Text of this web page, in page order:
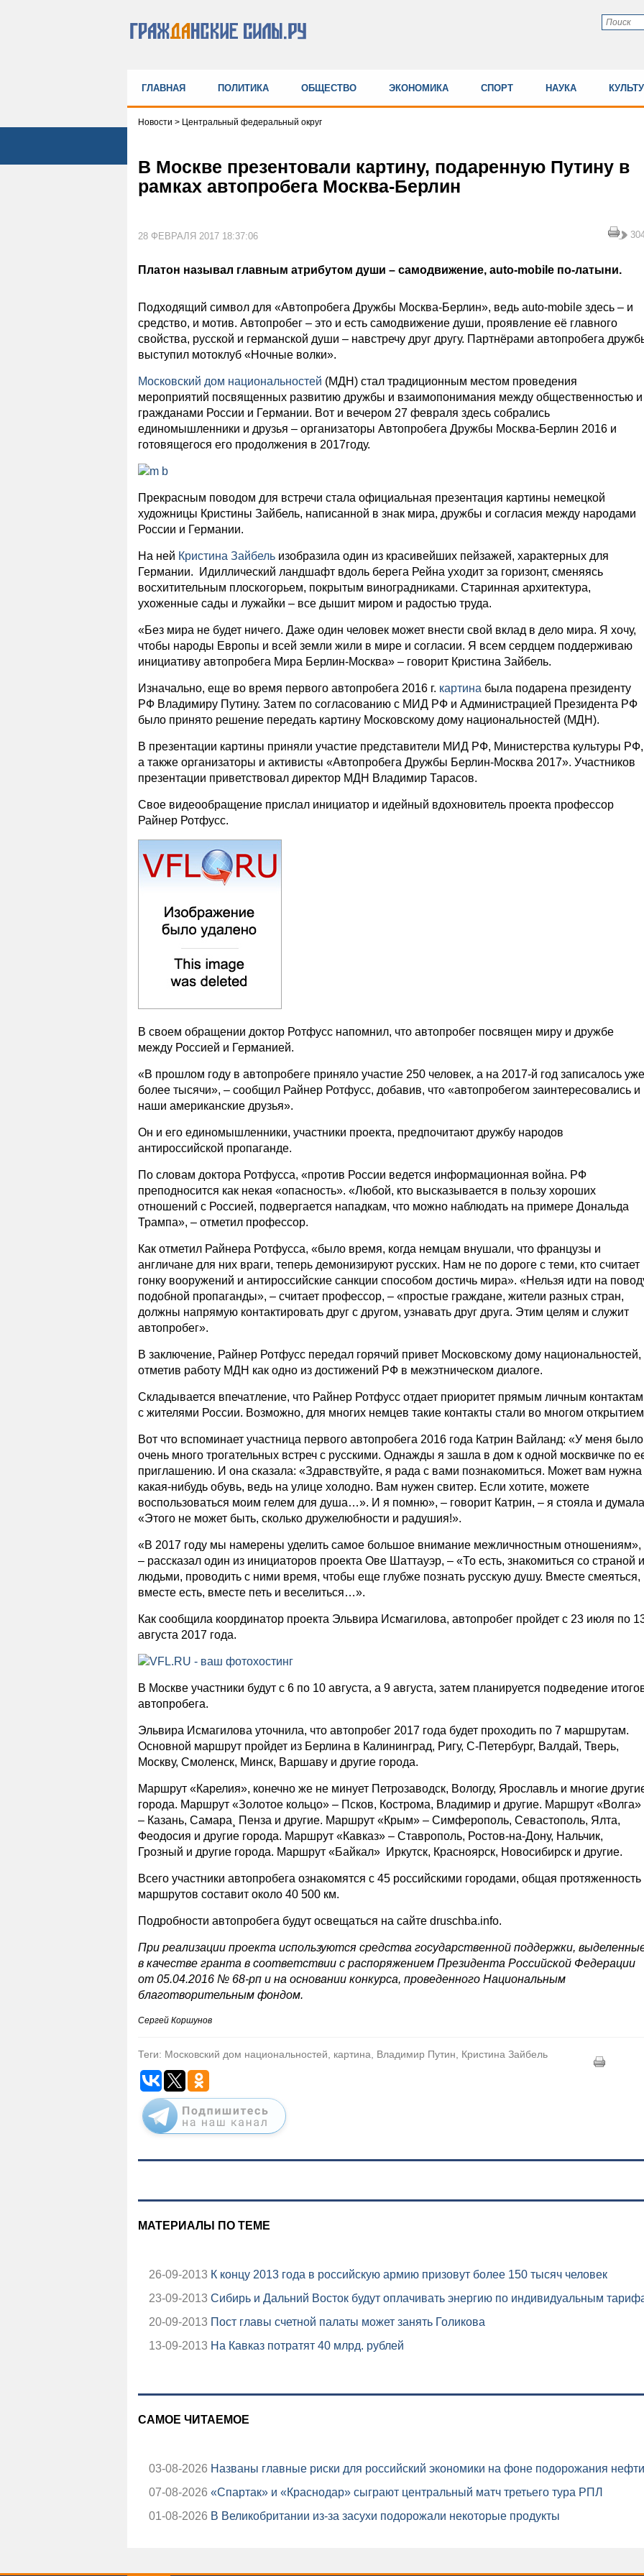
ГЛАВНАЯ ПОЛИТИКА ОБЩЕСТВО ЭКОНОМИКА СПОРТ НАУКА
Новости > Центральный федеральный округ
В Москве презентовали картину, подаренную Путину в
рамках автопробега Москва-Берлин
28 ФЕВРАЛЯ 2017 18:37:06
Платон называл главным атрибутом души – самодвижение, auto-mobile по-латыни.
Подходящий символ для «Автопробега Дружбы Москва-Берлин», ведь auto-mobile здесь – и
средство, и мотив. Автопробег – это и есть самодвижение души, проявление её главного
свойства, русской и германской души – навстречу друг другу. Партнёрами автопробега
выступил мотоклуб «Ночные волки».
Московский дом национальностей (МДН) стал традиционным местом проведения
мероприятий посвященных развитию дружбы и взаимопонимания между общественностью и
гражданами России и Германии. Вот и вечером 27 февраля здесь собрались
единомышленники и друзья – организаторы Автопробега Дружбы Москва-Берлин 2016 и
готовящегося его продолжения в 2017году.
Прекрасным поводом для встречи стала официальная презентация картины немецкой
художницы Кристины Зайбель, написанной в знак мира, дружбы и согласия между народами
России и Германии.
На ней Кристина Зайбель изобразила один из красивейших пейзажей, характерных для
Германии. Идиллический ландшафт вдоль берега Рейна уходит за горизонт, сменяясь
восхитительным плоскогорьем, покрытым виноградниками. Старинная архитектура,
ухоженные сады и лужайки – все дышит миром и радостью труда.
«Без мира не будет ничего. Даже один человек может внести свой вклад в дело мира. Я хочу,
чтобы народы Европы и всей земли жили в мире и согласии. Я всем сердцем поддерживаю
инициативу автопробега Мира Берлин-Москва» – говорит Кристина Зайбель.
Изначально, еще во время первого автопробега 2016 г. картина была подарена президенту
РФ Владимиру Путину. Затем по согласованию с МИД РФ и Администрацией Президента РФ
было принято решение передать картину Московскому дому национальностей (МДН).
В презентации картины приняли участие представители МИД РФ, Министерства культуры РФ,
а также организаторы и активисты «Автопробега Дружбы Берлин-Москва 2017». Участников
презентации приветствовал директор МДН Владимир Тарасов.
Свое видеообращение прислал инициатор и идейный вдохновитель проекта профессор
Райнер Ротфусс.
В своем обращении доктор Ротфусс напомнил, что автопробег посвящен миру и дружбе
между Россией и Германией.
«В прошлом году в автопробеге приняло участие 250 человек, а на 2017-й год записалось уже
более тысячи», – сообщил Райнер Ротфусс, добавив, что «автопробегом заинтересовались и
наши американские друзья».
Он и его единомышленники, участники проекта, предпочитают дружбу народов
антироссийской пропаганде.
По словам доктора Ротфусса, «против России ведется информационная война. РФ
преподносится как некая «опасность». «Любой, кто высказывается в пользу хороших
отношений с Россией, подвергается нападкам, что можно наблюдать на примере Дональда
Трампа», – отметил профессор.
Как отметил Райнера Ротфусса, «было время, когда немцам внушали, что французы и
англичане для них враги, теперь демонизируют русских. Нам не по дороге с теми, кто считает
гонку вооружений и антироссийские санкции способом достичь мира». «Нельзя идти на
подобной пропаганды», – считает профессор, – «простые граждане, жители разных стран,
должны напрямую контактировать друг с другом, узнавать друг друга. Этим целям и служит
автопробег».
В заключение, Райнер Ротфусс передал горячий привет Московскому дому национальностей,
отметив работу МДН как одно из достижений РФ в межэтническом диалоге.
Складывается впечатление, что Райнер Ротфусс отдает приоритет прямым личным контактам
с жителями России. Возможно, для многих немцев такие контакты стали во многом
Вот что вспоминает участница первого автопробега 2016 года Катрин Вайланд: «У меня было
очень много трогательных встреч с русскими. Однажды я зашла в дом к одной москвичке по
приглашению. И она сказала: «Здравствуйте, я рада с вами познакомиться. Может вам нужна
какая-нибудь обувь, ведь на улице холодно. Вам нужен свитер. Если хотите, можете
воспользоваться моим гелем для душа…». И я помню», – говорит Катрин, – я стояла и
«Этого не может быть, сколько дружелюбности и радушия!».
«В 2017 году мы намерены уделить самое большое внимание межличностным отношениям»,
– рассказал один из инициаторов проекта Ове Шаттауэр, – «То есть, знакомиться со страной и
людьми, проводить с ними время, чтобы еще глубже познать русскую душу. Вместе смеяться,
вместе есть, вместе петь и веселиться…».
Как сообщила координатор проекта Эльвира Исмагилова, автопробег пройдет с 23 июля по
августа 2017 года.
В Москве участники будут с 6 по 10 августа, а 9 августа, затем планируется подведение
автопробега.
Эльвира Исмагилова уточнила, что автопробег 2017 года будет проходить по 7 маршрутам.
Основной маршрут пройдет из Берлина в Калининград, Ригу, С-Петербург, Валдай, Тверь,
Москву, Смоленск, Минск, Варшаву и другие города.
Маршрут «Карелия», конечно же не минует Петрозаводск, Вологду, Ярославль и многие
города. Маршрут «Золотое кольцо» – Псков, Кострома, Владимир и другие. Маршрут «Волга»
– Казань, Самара¸ Пенза и другие. Маршрут «Крым» – Симферополь, Севастополь, Ялта,
Феодосия и другие города. Маршрут «Кавказ» – Ставрополь, Ростов-на-Дону, Нальчик,
Грозный и другие города. Маршрут «Байкал» Иркутск, Красноярск, Новосибирск и другие.
Всего участники автопробега ознакомятся с 45 российскими городами, общая протяженность
маршрутов составит около 40 500 км.
Подробности автопробега будут освещаться на сайте druschba.info.
При реализации проекта используются средства государственной поддержки,
в качестве гранта в соответствии с распоряжением Президента Российской Федерации
от 05.04.2016 № 68-рп и на основании конкурса, проведенного Национальным
благотворительным фондом.
Сергей Коршунов
Теги: Московский дом национальностей, картина, Владимир Путин, Кристина Зайбель
МАТЕРИАЛЫ ПО ТЕМЕ
26-09-2013 К концу 2013 года в российскую армию призовут более 150 тысяч человек
23-09-2013 Сибирь и Дальний Восток будут оплачивать энергию по индивидуальным
20-09-2013 Пост главы счетной палаты может занять Голикова
13-09-2013 На Кавказ потратят 40 млрд. рублей
САМОЕ ЧИТАЕМОЕ
03-08-2026 Названы главные риски для российский экономики на фоне подорожания нефти
07-08-2026 «Спартак» и «Краснодар» сыграют центральный матч третьего тура РПЛ
01-08-2026 В Великобритании из-за засухи подорожали некоторые продукты